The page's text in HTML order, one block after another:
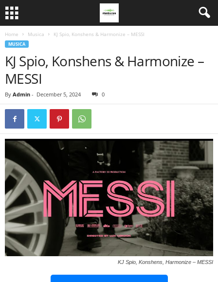
Home Musica KJ Spio, Konshens & Harmonize – MESSI
MUSICA
KJ Spio, Konshens & Harmonize –
MESSI
By Admin - December 5, 2024 0
KJ Spio, Konshens, Harmonize – MESSI